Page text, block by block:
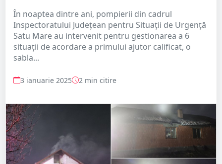
În noaptea dintre ani, pompierii din cadrul
Inspectoratului Județean pentru Situații de Urgență
Satu Mare au intervenit pentru gestionarea a 6
situații de acordare a primului ajutor calificat, o
sabla...
3 ianuarie 2025 2 min citire